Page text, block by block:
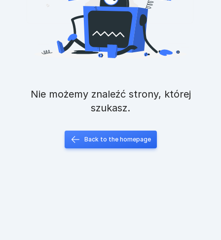
Nie możemy znaleźć strony, której
szukasz.
Back to the homepage